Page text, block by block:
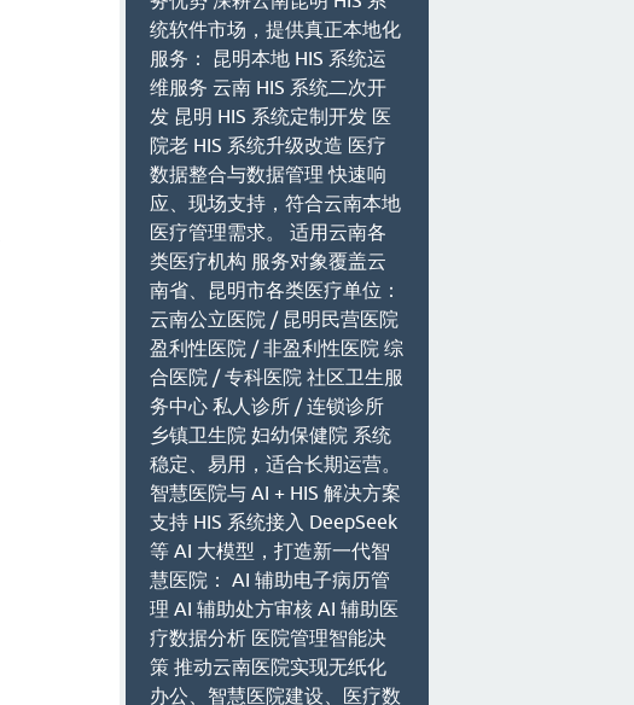
统软件市场，提供真正本地化
服务： 昆明本地 HIS 系统运
维服务 云南 HIS 系统二次开
发 昆明 HIS 系统定制开发 医
院老 HIS 系统升级改造 医疗
数据整合与数据管理 快速响
应、现场支持，符合云南本地
医疗管理需求。 适用云南各
类医疗机构 服务对象覆盖云
南省、昆明市各类医疗单位：
云南公立医院 / 昆明民营医院
盈利性医院 / 非盈利性医院 综
合医院 / 专科医院 社区卫生服
务中心 私人诊所 / 连锁诊所
乡镇卫生院 妇幼保健院 系统
稳定、易用，适合长期运营。
智慧医院与 AI + HIS 解决方案
支持 HIS 系统接入 DeepSeek
等 AI 大模型，打造新一代智
慧医院： AI 辅助电子病历管
理 AI 辅助处方审核 AI 辅助医
疗数据分析 医院管理智能决
策 推动云南医院实现无纸化
办公、智慧医院建设、医疗数